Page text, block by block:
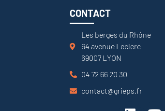
CONTACT
Les berges du Rhône
64 avenue Leclerc
69007 LYON
04 72 66 20 30
contact@grieps.fr